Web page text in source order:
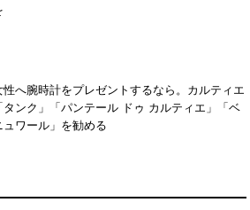
性へ腕時計をプレゼントするなら。カルティエ
タンク」「パンテール ドゥ カルティエ」「ベ
ュワール」を勧める